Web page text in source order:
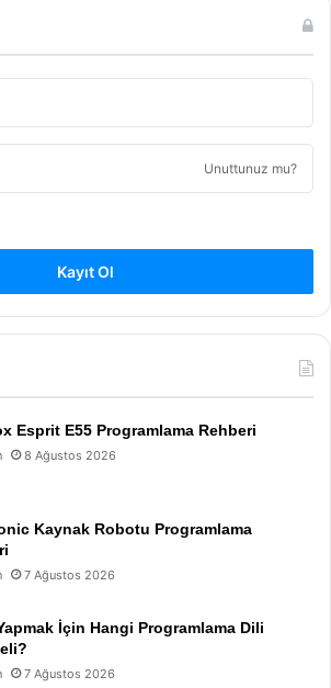
Unuttunuz mu?
Kayıt Ol
Esprit E55 Programlama Rehberi
8 Ağustos 2026
Kaynak Robotu Programlama
7 Ağustos 2026
İçin Hangi Programlama Dili
7 Ağustos 2026